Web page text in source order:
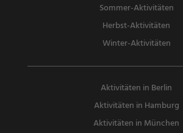
Sommer-Aktivitäten
Herbst-Aktivitäten
Winter-Aktivitäten
Aktivitäten in Berlin
Aktivitäten in Hamburg
Aktivitäten in München